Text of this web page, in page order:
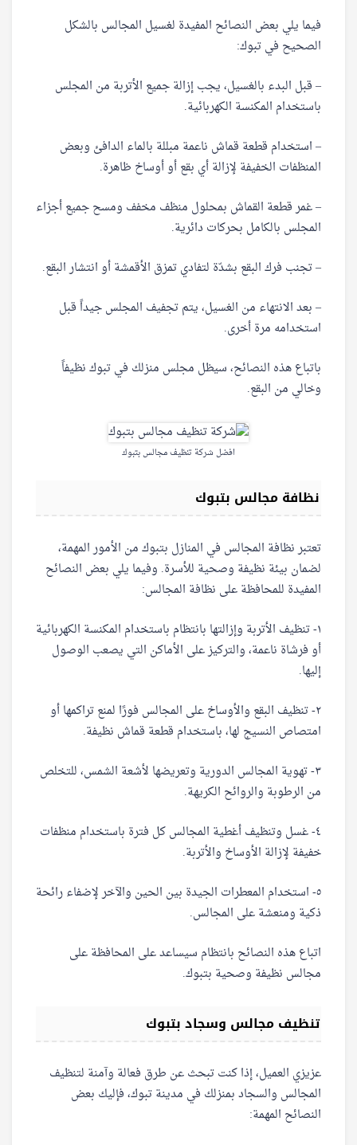
فيما يلي بعض النصائح المفيدة لغسيل المجالس بالشكل
الصحيح في تبوك:
– قبل البدء بالغسيل، يجب إزالة جميع الأتربة من المجلس
باستخدام المكنسة الكهربائية.
– استخدام قطعة قماش ناعمة مبللة بالماء الدافئ وبعض
المنظفات الخفيفة لإزالة أي بقع أو أوساخ ظاهرة.
– غمر قطعة القماش بمحلول منظف مخفف ومسح جميع أجزاء
المجلس بالكامل بحركات دائرية.
– تجنب فرك البقع بشدّة لتفادي تمزق الأقمشة أو انتشار البقع.
– بعد الانتهاء من الغسيل، يتم تجفيف المجلس جيداً قبل
استخدامه مرة أخرى.
باتباع هذه النصائح، سيظل مجلس منزلك في تبوك نظيفاً
وخالي من البقع.
افضل شركة تنظيف مجالس بتبوك
نظافة مجالس بتبوك
تعتبر نظافة المجالس في المنازل بتبوك من الأمور المهمة،
لضمان بيئة نظيفة وصحية للأسرة. وفيما يلي بعض النصائح
المفيدة للمحافظة على نظافة المجالس:
١- تنظيف الأتربة وإزالتها بانتظام باستخدام المكنسة الكهربائية
أو فرشاة ناعمة، والتركيز على الأماكن التي يصعب الوصول
إليها.
٢- تنظيف البقع والأوساخ على المجالس فورًا لمنع تراكمها أو
امتصاص النسيج لها، باستخدام قطعة قماش نظيفة.
٣- تهوية المجالس الدورية وتعريضها لأشعة الشمس، للتخلص
من الرطوبة والروائح الكريهة.
٤- غسل وتنظيف أغطية المجالس كل فترة باستخدام منظفات
خفيفة لإزالة الأوساخ والأتربة.
٥- استخدام المعطرات الجيدة بين الحين والآخر لإضفاء رائحة
ذكية ومنعشة على المجالس.
اتباع هذه النصائح بانتظام سيساعد على المحافظة على
مجالس نظيفة وصحية بتبوك.
تنظيف مجالس وسجاد بتبوك
عزيزي العميل، إذا كنت تبحث عن طرق فعالة وآمنة لتنظيف
المجالس والسجاد بمنزلك في مدينة تبوك، فإليك بعض
النصائح المهمة: